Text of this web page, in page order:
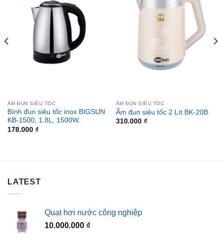
ẤM ĐUN SIÊU TỐC
Bình đun siêu tốc inox BIGSUN
KB-1500, 1.8L, 1500W.
178.000 ₫
ẤM ĐUN SIÊU TỐC
Ấm đun siêu tốc 2 Lít BK-20B
310.000 ₫
LATEST
Quạt hơi nước công nghiệp
10.000.000 ₫